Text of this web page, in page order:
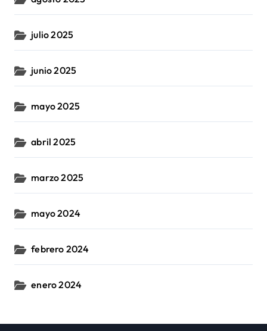
julio 2025
junio 2025
mayo 2025
abril 2025
marzo 2025
mayo 2024
febrero 2024
enero 2024